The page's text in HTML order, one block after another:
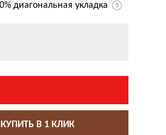
диагональная укладка
КУПИТЬ В 1 КЛИК